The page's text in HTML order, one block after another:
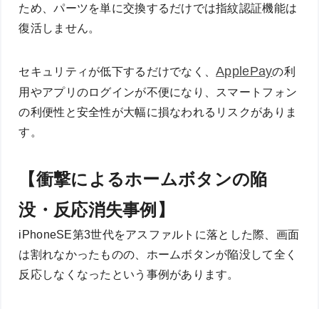
ため、パーツを単に交換するだけでは指紋認証機能は
復活しません。
セキュリティが低下するだけでなく、ApplePayの利
用やアプリのログインが不便になり、スマートフォン
の利便性と安全性が大幅に損なわれるリスクがありま
す。
【衝撃によるホームボタンの陥
没・反応消失事例】
iPhoneSE第3世代をアスファルトに落とした際、画面
は割れなかったものの、ホームボタンが陥没して全く
反応しなくなったという事例があります。